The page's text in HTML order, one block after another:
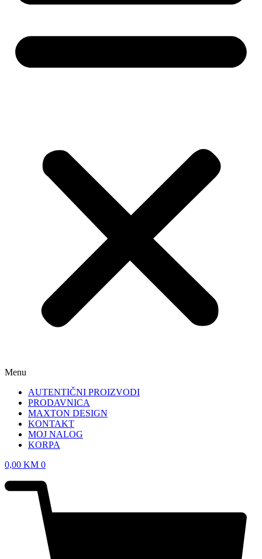
Menu
AUTENTIČNI PROIZVODI
PRODAVNICA
MAXTON DESIGN
KONTAKT
MOJ NALOG
KORPA
0,00 KM 0